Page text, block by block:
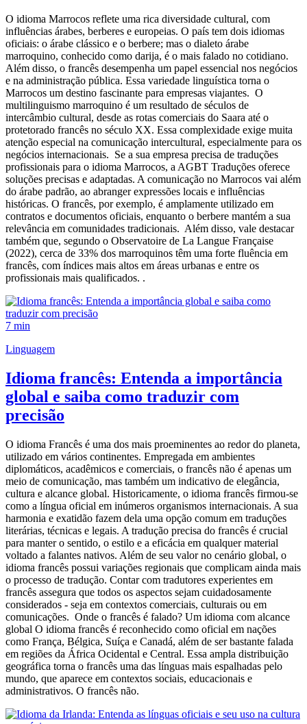
O idioma Marrocos reflete uma rica diversidade cultural, com
influências árabes, berberes e europeias. O país tem dois idiomas
oficiais: o árabe clássico e o berbere; mas o dialeto árabe
marroquino, conhecido como darija, é o mais falado no cotidiano.
Além disso, o francês desempenha um papel essencial nos negócios
e na administração pública. Essa variedade linguística torna o
Marrocos um destino fascinante para empresas viajantes. O
multilinguismo marroquino é um resultado de séculos de
intercâmbio cultural, desde as rotas comerciais do Saara até o
protetorado francês no século XX. Essa complexidade exige muita
atenção especial na comunicação intercultural, especialmente para os
negócios internacionais. Se a sua empresa precisa de traduções
profissionais para o idioma Marrocos, a AGBT Traduções oferece
soluções precisas e adaptadas. A comunicação no Marrocos vai além
do árabe padrão, ao abranger expressões locais e influências
históricas. O francês, por exemplo, é amplamente utilizado em
contratos e documentos oficiais, enquanto o berbere mantém a sua
relevância em comunidades tradicionais. Além disso, vale destacar
também que, segundo o Observatoire de La Langue Française
(2022), cerca de 33% dos marroquinos têm uma forte fluência em
francês, com índices mais altos em áreas urbanas e entre os
profissionais mais qualificados. .
7 min
Linguagem
Idioma francês: Entenda a importância
global e saiba como traduzir com
precisão
O idioma Francês é uma dos mais proeminentes ao redor do planeta,
utilizado em vários continentes. Empregada em ambientes
diplomáticos, acadêmicos e comerciais, o francês não é apenas um
meio de comunicação, mas também um indicativo de elegância,
cultura e alcance global. Historicamente, o idioma francês firmou-se
como a língua oficial em inúmeros organismos internacionais. A sua
harmonia e exatidão fazem dela uma opção comum em traduções
literárias, técnicas e legais. A tradução precisa do francês é crucial
para manter o sentido, o estilo e a eficácia em qualquer material
voltado a falantes nativos. Além de seu valor no cenário global, o
idioma francês possui variações regionais que complicam ainda mais
o processo de tradução. Contar com tradutores experientes em
francês assegura que todos os aspectos sejam cuidadosamente
considerados - seja em contextos comerciais, culturais ou em
comunicações. Onde o francês é falado? Um idioma com alcance
global O idioma francês é reconhecido como oficial em nações
como França, Bélgica, Suíça e Canadá, além de ser bastante falada
em regiões da África Ocidental e Central. Essa ampla distribuição
geográfica torna o francês uma das línguas mais espalhadas pelo
mundo, que aparece em contextos sociais, educacionais e
administrativos. O francês não.